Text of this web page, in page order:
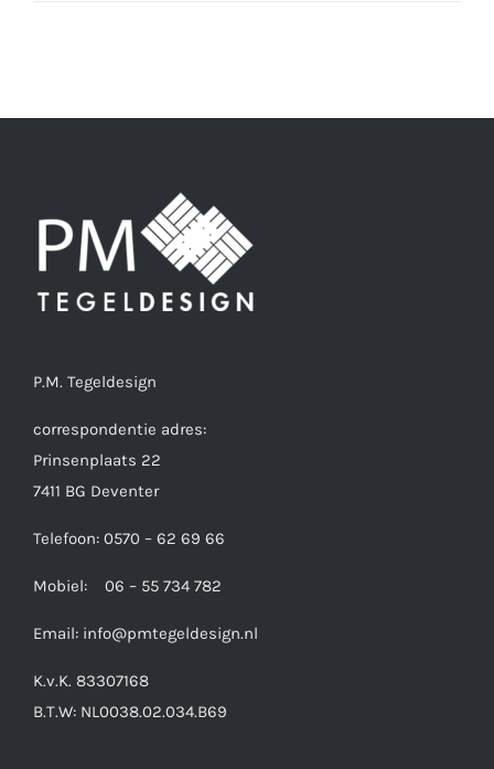
P.M. Tegeldesign
correspondentie adres:
Prinsenplaats 22
7411 BG Deventer
Telefoon: 0570 – 62 69 66
Mobiel: 06 – 55 734 782
Email: info@pmtegeldesign.nl
K.v.K. 83307168
B.T.W: NL0038.02.034.B69